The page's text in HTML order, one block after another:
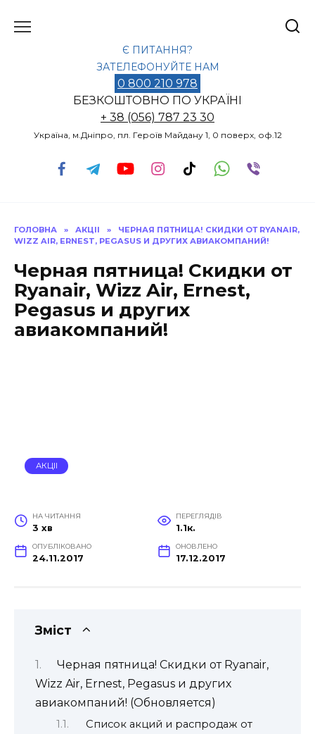
до
Є ПИТАННЯ?
ЗАТЕЛЕФОНУЙТЕ НАМ
0 800 210 978
БЕЗКОШТОВНО ПО УКРАЇНІ
+ 38 (056) 787 23 30
Україна, м.Дніпро, пл. Героїв Майдану 1, 0 поверх, оф.12
ГОЛОВНА » АКЦІІ »
ЧЕРНАЯ ПЯТНИЦА! СКИДКИ ОТ RYANAIR,
WIZZ AIR, ERNEST, PEGASUS И ДРУГИХ АВИАКОМПАНИЙ!
Черная пятница! Скидки от
Ryanair, Wizz Air, Ernest,
Pegasus и других
авиакомпаний!
АКЦІІ
НА ЧИТАННЯ
3 хв
ПЕРЕГЛЯДІВ
1.1к.
ОПУБЛІКОВАНО
24.11.2017
ОНОВЛЕНО
17.12.2017
Зміст
Черная пятница! Скидки от Ryanair,
Wizz Air, Ernest, Pegasus и других
авиакомпаний! (Обновляется)
Список акций и распродаж от